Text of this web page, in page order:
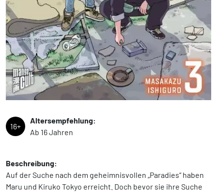
16+
Altersempfehlung:
Ab 16 Jahren
Beschreibung:
Auf der Suche nach dem geheimnisvollen „Paradies“ haben
Maru und Kiruko Tokyo erreicht. Doch bevor sie ihre Suche